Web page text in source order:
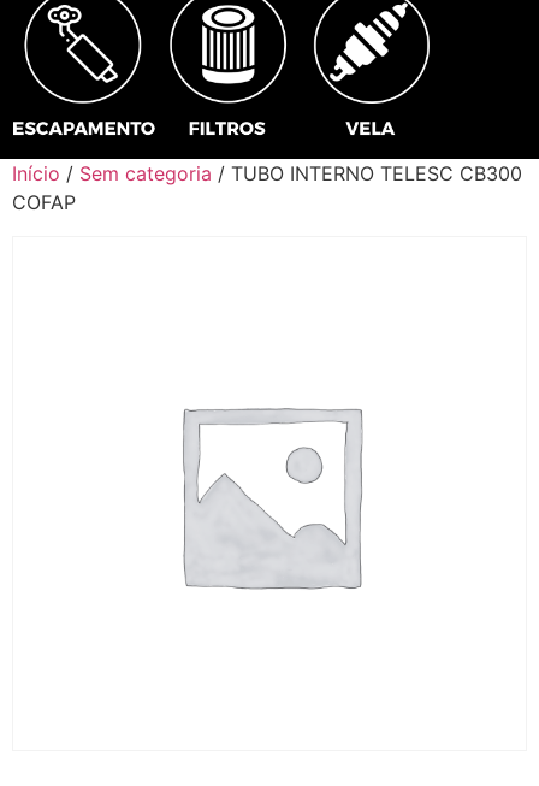
Início / Sem categoria / TUBO INTERNO TELESC CB300
COFAP